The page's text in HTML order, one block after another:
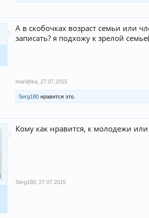
А в скобочках возраст семьи или
записать? я подхожу к зрелой
mari@ka 27.07.2015
Serg180 нравится это.
Кому как нравится, к молодежи
Serg180 27.07.2015